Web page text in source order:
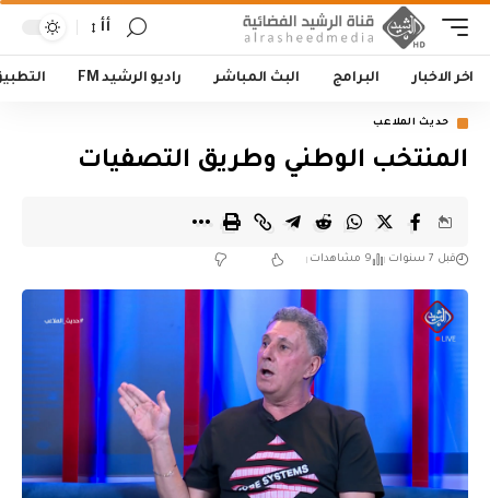
أأ
اخر الاخبار البرامج البث المباشر راديو الرشيد FM
حديث الملاعب
المنتخب الوطني وطريق التصفيات
قبل 7 سنوات 9 مشاهدات